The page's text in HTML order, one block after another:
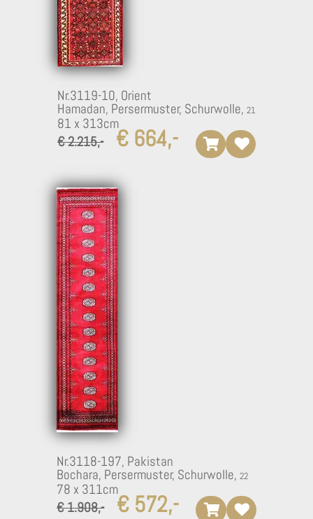
Nr.3119-10, Orient
Hamadan, Persermuster, Schurwolle,
81 x 313cm
€ 2.215,-
€ 664,-
Nr.3118-197, Pakistan
Bochara, Persermuster, Schurwolle,
78 x 311cm
€ 1.908,-
€ 572,-